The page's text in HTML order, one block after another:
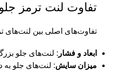
تفاوت لنت ترمز
تفاوت‌های اصلی بین لنت‌های
ابعاد و فشار : لنت‌های جلو بزرگ‌تر هستند و فشار بیشتری (60 تا
میزان سایش: لنت‌های جلو به دلیل فشار